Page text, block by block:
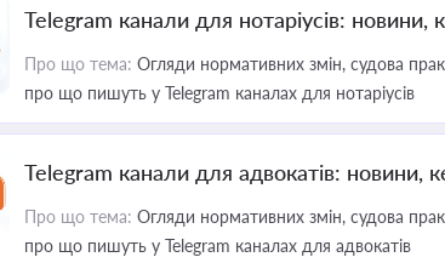
Telegram канали для нотаріусів: новини,
Про що тема: Огляди нормативних змін, судова
про що пишуть у Telegram каналах для нотаріусів
Telegram канали для адвокатів: новини,
Про що тема: Огляди нормативних змін, судова
про що пишуть у Telegram каналах для адвокатів